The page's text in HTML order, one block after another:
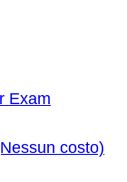
Exam
costo)